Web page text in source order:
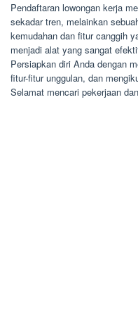
Pendaftaran lowongan kerja
sekadar tren, melainkan
kemudahan dan fitur canggih
menjadi alat yang sangat
Persiapkan diri Anda dengan
fitur-fitur unggulan, dan
Selamat mencari pekerjaan